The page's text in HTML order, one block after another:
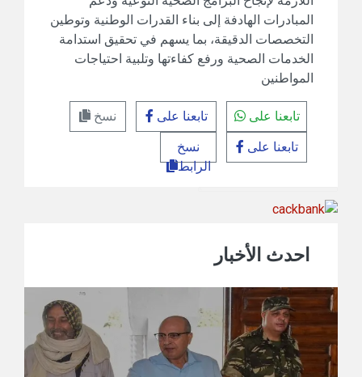
المبادرات الهادفة إلى بناء القدرات الوطنية وتوطين
التخصصات الدقيقة، بما يسهم في تحقيق استدامة
الخدمات الصحية ورفع كفاءتها وتلبية احتياجات
المواطنين
تابعنا على تابعنا على
نسخ
تابعنا على
نسخ
الرابط
احدث الأخبار